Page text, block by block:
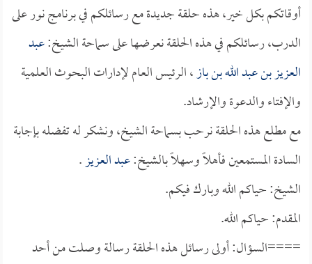
أوقاتكم بكل خير، هذه حلقة جديدة مع رسائلكم في برنامج نور على
الدرب، رسائلكم في هذه الحلقة نعرضها على سماحة الشيخ:عبد
العزيز بن عبد الله بن باز، الرئيس العام لإدارات البحوث العلمية
والإفتاء والدعوة والإرشاد.
مع مطلع هذه الحلقة نرحب بسماحة الشيخ، ونشكر له تفضله بإجابة
السادة المستمعين فأهلاً وسهلاً بالشيخ:عبد العزيز.
الشيخ: حياكم الله وبارك فيكم.
المقدم: حياكم الله.
====السؤال: أولى رسائل هذه الحلقة رسالة وصلت من أحد